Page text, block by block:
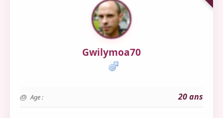
Gwilymoa70
Age : 20 ans